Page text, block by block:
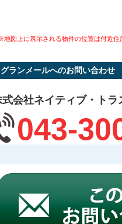
地図上に表示される物件の位置は付近住
グランメールへのお問い合わせ
式会社ネイティブ・トラ
043-